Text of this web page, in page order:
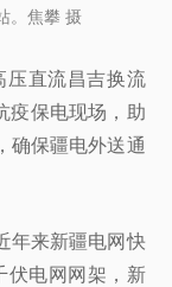
。焦攀 摄
压直流昌吉换流
疫保电现场，助
确保疆电外送通
年来新疆电网快
伏电网网架，新